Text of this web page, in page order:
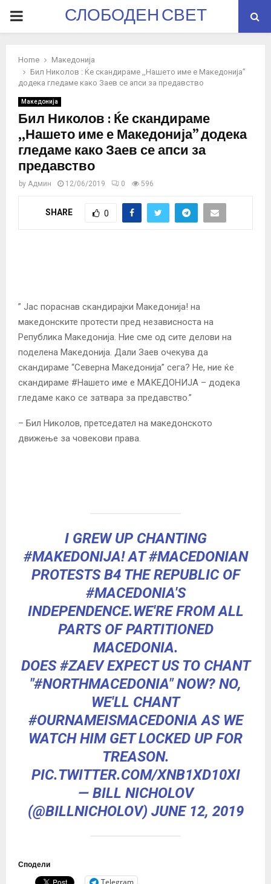
PRIMARYСЛОБОДЕН СВЕТ
Home
Македонија
Бил Николов : Ќе скандираме ,,Нашето име е Македонија”
додека гледаме како Заев се апси за предавство
Македонија
Бил Николов : Ќе скандираме
,,Нашето име е Македонија” додека
гледаме како Заев се апси за
предавство
by Админ 12/06/2019 0 596
SHARE 0
” Јас пораснав скандирајки Македонија! на
македонските протести пред независноста на
Република Македонија. Ние сме од сите делови на
поделена Македонија. Дали Заев очекува да
скандираме “Северна Македонија” сега? Не, ние ќе
скандираме #Нашето име е МАКЕДОНИЈА – додека
гледаме како се затвара за предавство.”
– Бил Николов, претседател на македонското
движење за човекови права.
I GREW UP CHANTING
#MAKEDONIJA! AT#MACEDONIAN
PROTESTS B4 THE REPUBLIC OF
#MACEDONIA'S
INDEPENDENCE.WE'RE FROM ALL
PARTS OF PARTITIONED
MACEDONIA.
DOES#ZAEVEXPECT US TO CHANT
"#NORTHMACEDONIA" NOW? NO,
WE'LL CHANT
#OURNAMEISMACEDONIA AS WE
WATCH HIM GET LOCKED UP FOR
TREASON.
PIC.TWITTER.COM/XNB1XD10XI
— BILL NICHOLOV
(@BILLNICHOLOV) JUNE 12, 2019
Сподели
Telegram